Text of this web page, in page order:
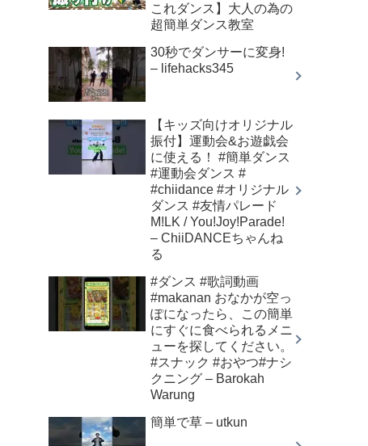
これダンス】大人の為の
超簡単ダンス教室
30秒でダンサーに変身!
– lifehacks345
【キッズ向けオリジナル
振付】運動会&お遊戯会
に使える！ #簡単ダンス
#運動会ダンス #
#chiidance #オリジナル
ダンス #友情パレード
M!LK / You!Joy!Parade!
– ChiiDANCEちゃんね
る
#ダンス #歌詞動画
#makanan おなかが空っ
ぽになったら、この簡単
にすぐに食べられるメニ
ューを探してください。
#スナック #おやつ#ナシ
クニング – Barokah
Warung
簡単で草 – utkun